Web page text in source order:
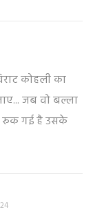
कोहली का
जब वो बल्ला
रुक गई है उसके